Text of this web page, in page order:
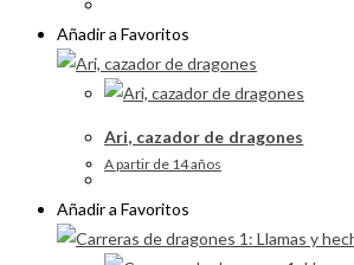
Añadir a Favoritos
Ari, cazador de dragones
A partir de 14 años
Añadir a Favoritos